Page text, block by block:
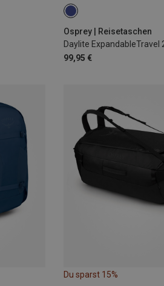
Osprey | Reisetaschen
99,95 €
26+6L
Du sparst 15%